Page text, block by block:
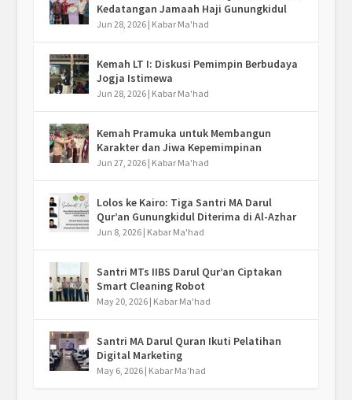
Kedatangan Jamaah Haji Gunungkidul
Jun 28, 2026| Kabar Ma'had
Kemah LT I: Diskusi Pemimpin Berbudaya
Jogja Istimewa
Jun 28, 2026| Kabar Ma'had
Kemah Pramuka untuk Membangun
Karakter dan Jiwa Kepemimpinan
Jun 27, 2026| Kabar Ma'had
Lolos ke Kairo: Tiga Santri MA Darul
Qur’an Gunungkidul Diterima di Al-Azhar
Jun 8, 2026| Kabar Ma'had
Santri MTs IIBS Darul Qur’an Ciptakan
Smart Cleaning Robot
May 20, 2026| Kabar Ma'had
Santri MA Darul Quran Ikuti Pelatihan
Digital Marketing
May 6, 2026| Kabar Ma'had